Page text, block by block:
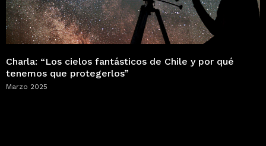
Charla: “Los cielos fantásticos de Chile y por qué
tenemos que protegerlos”
Marzo 2025